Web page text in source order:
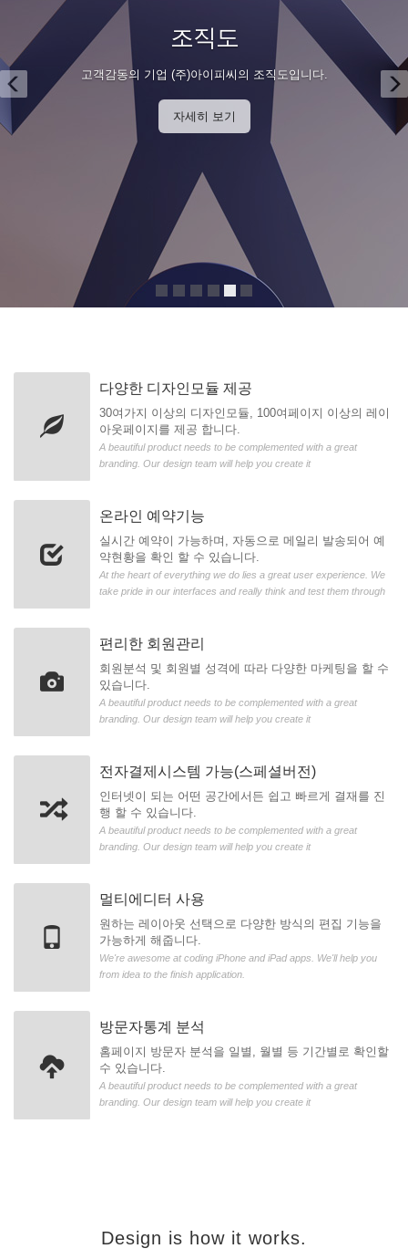
다양한 디자인모듈 제공
30여가지 이상의 디자인모듈, 100여페이지 이상의 레이
아웃페이지를 제공 합니다.
A beautiful product needs to be complemented with a great
branding. Our design team will help you create it
온라인 예약기능
실시간 예약이 가능하며, 자동으로 메일리 발송되어 예
약현황을 확인 할 수 있습니다.
At the heart of everything we do lies a great user experience. We
take pride in our interfaces and really think and test them through
편리한 회원관리
회원분석 및 회원별 성격에 따라 다양한 마케팅을 할 수
있습니다.
A beautiful product needs to be complemented with a great
branding. Our design team will help you create it
전자결제시스템 가능(스페셜버전)
인터넷이 되는 어떤 공간에서든 쉽고 빠르게 결재를 진
행 할 수 있습니다.
A beautiful product needs to be complemented with a great
branding. Our design team will help you create it
멀티에디터 사용
원하는 레이아웃 선택으로 다양한 방식의 편집 기능을
가능하게 해줍니다.
We're awesome at coding iPhone and iPad apps. We'll help you
from idea to the finish application.
방문자통계 분석
홈페이지 방문자 분석을 일별, 월별 등 기간별로 확인할
수 있습니다.
A beautiful product needs to be complemented with a great
branding. Our design team will help you create it
Design is how it works.